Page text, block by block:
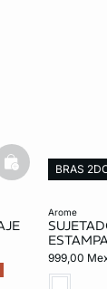
basketfull
arome
999,00
BRAS